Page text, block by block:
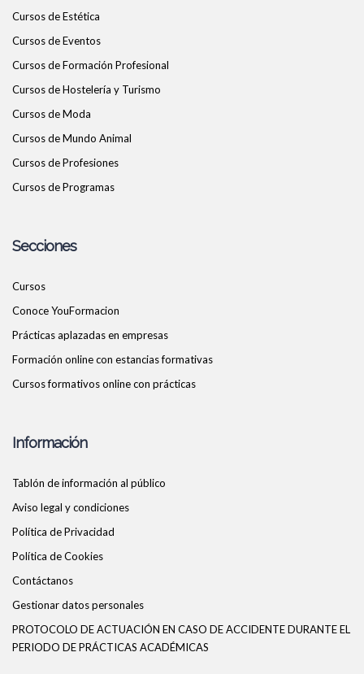
Cursos de Estética
Cursos de Eventos
Cursos de Formación Profesional
Cursos de Hostelería y Turismo
Cursos de Moda
Cursos de Mundo Animal
Cursos de Profesiones
Cursos de Programas
Secciones
Cursos
Conoce YouFormacion
Prácticas aplazadas en empresas
Formación online con estancias formativas
Cursos formativos online con prácticas
Información
Tablón de información al público
Aviso legal y condiciones
Política de Privacidad
Política de Cookies
Contáctanos
Gestionar datos personales
PROTOCOLO DE ACTUACIÓN EN CASO DE ACCIDENTE DURANTE EL
PERIODO DE PRÁCTICAS ACADÉMICAS